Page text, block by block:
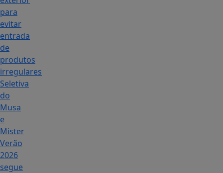
para
evitar
entrada
de
produtos
irregulares
Seletiva
do
Musa
e
Mister
Verão
2026
segue